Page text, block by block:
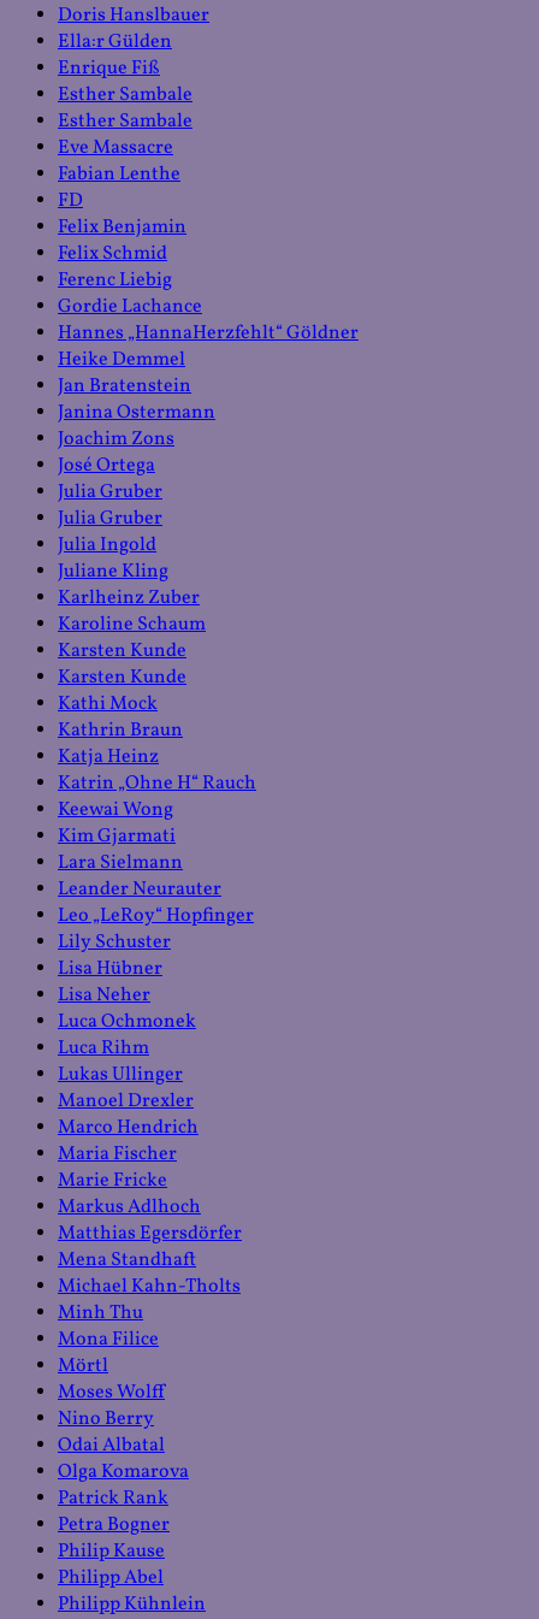
Doris Hanslbauer
Ella:r Gülden
Enrique Fiß
Esther Sambale
Esther Sambale
Eve Massacre
Fabian Lenthe
FD
Felix Benjamin
Felix Schmid
Ferenc Liebig
Gordie Lachance
Hannes „HannaHerzfehlt“ Göldner
Heike Demmel
Jan Bratenstein
Janina Ostermann
Joachim Zons
José Ortega
Julia Gruber
Julia Gruber
Julia Ingold
Juliane Kling
Karlheinz Zuber
Karoline Schaum
Karsten Kunde
Karsten Kunde
Kathi Mock
Kathrin Braun
Katja Heinz
Katrin „Ohne H“ Rauch
Keewai Wong
Kim Gjarmati
Lara Sielmann
Leander Neurauter
Leo „LeRoy“ Hopfinger
Lily Schuster
Lisa Hübner
Lisa Neher
Luca Ochmonek
Luca Rihm
Lukas Ullinger
Manoel Drexler
Marco Hendrich
Maria Fischer
Marie Fricke
Markus Adlhoch
Matthias Egersdörfer
Mena Standhaft
Michael Kahn-Tholts
Minh Thu
Mona Filice
Mörtl
Moses Wolff
Nino Berry
Odai Albatal
Olga Komarova
Patrick Rank
Petra Bogner
Philip Kause
Philipp Abel
Philipp Kühnlein